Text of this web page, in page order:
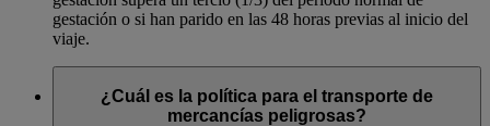
gestación o si han parido en las 48 horas previas al inicio del
viaje.
¿Cuál es la política para el transporte de
mercancías peligrosas?